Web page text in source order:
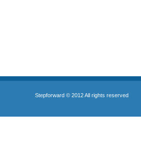
Stepforward © 2012 All rights reserved